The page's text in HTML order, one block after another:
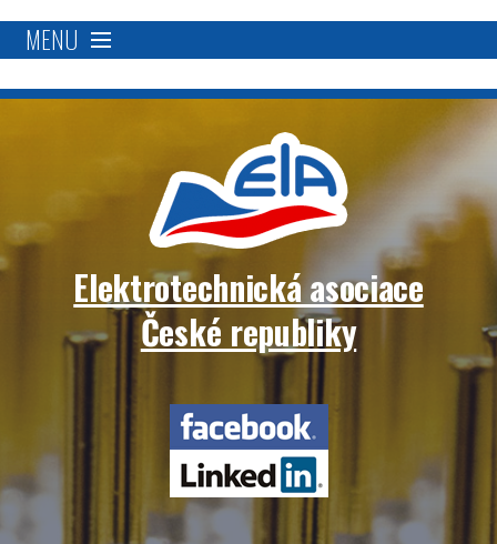
MENU
O nás
Proč se stát členem?
Členská základna
Přímá podpora
Blockchain
EN
Elektrotechnická
Elektrotechnická asociace
České republiky
Facebook